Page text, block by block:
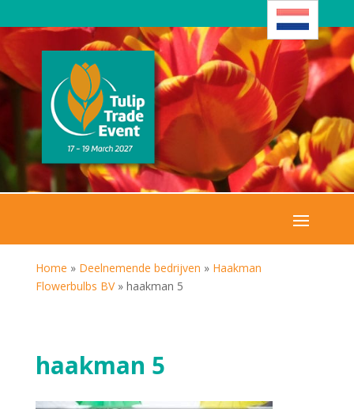
Home » Deelnemende bedrijven » Haakman
Flowerbulbs BV» haakman 5
haakman 5